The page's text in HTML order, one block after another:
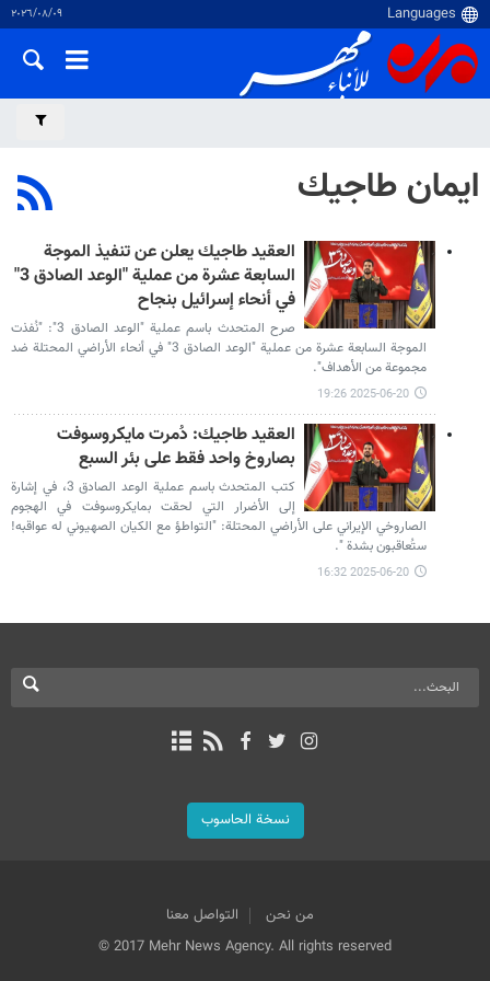
٠٩‏/٠٨‏/٢٠٢٦
ايمان طاجيك
العقید طاجيك يعلن عن تنفيذ الموجة
السابعة عشرة من عملية "الوعد الصادق 3"
في أنحاء إسرائيل بنجاح
صرح المتحدث باسم عملية "الوعد الصادق 3": "نُفذت
الموجة السابعة عشرة من عملية "الوعد الصادق 3" في أنحاء الأراضي المحتلة ضد
مجموعة من الأهداف".
2025-06-20 19:26
العقيد طاجيك: دُمرت مايكروسوفت
بصاروخ واحد فقط على بئر السبع
كتب المتحدث باسم عملية الوعد الصادق 3، في إشارة
إلى الأضرار التي لحقت بمايكروسوفت في الهجوم
الصاروخي الإيراني على الأراضي المحتلة: "التواطؤ مع الكيان الصهيوني له عواقبه!
ستُعاقبون بشدة ".
2025-06-20 16:32
نسخة الحاسوب
من نحن
التواصل معنا
© 2017 Mehr News Agency. All rights reserved